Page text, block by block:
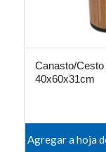
Canasto/
40x60x31cm
Agregar a hoja